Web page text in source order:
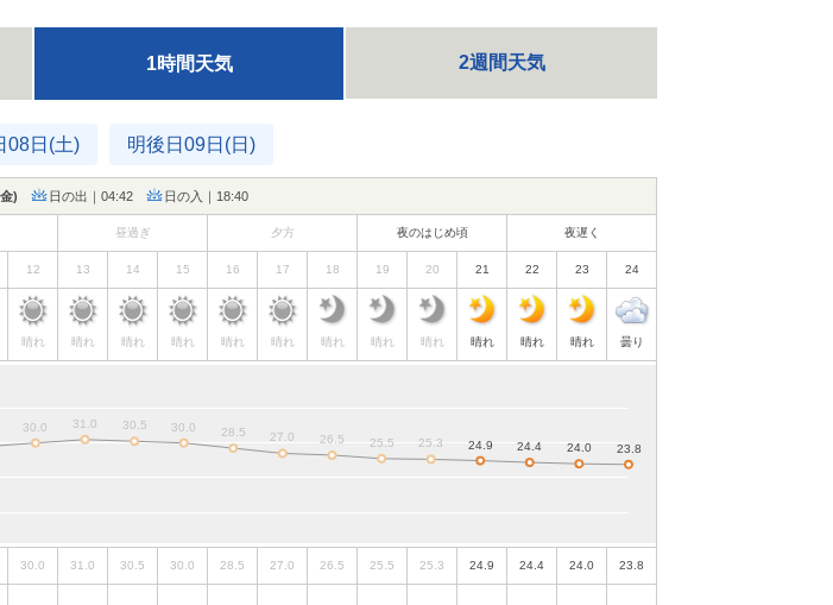
1時間天気 2週間天気
08日(土) 明後日09日(日)
金) 日の出｜04:42 日の入｜18:40
昼過ぎ 夕方 夜のはじめ頃 夜遅く
12 13 14 15 16 17 18 19 20 21 22 23 24
晴れ 晴れ 晴れ 晴れ 晴れ 晴れ 晴れ 晴れ 晴れ 晴れ 晴れ 晴れ 曇り
30.0 31.0 30.5 30.0 28.5 27.0 26.5 25.5 25.3 24.9 24.4 24.0 23.8